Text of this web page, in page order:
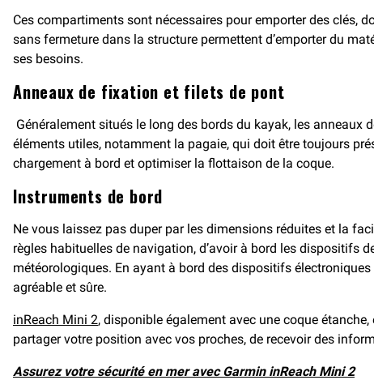
Ces compartiments sont nécessaires pour emporter des clés,
sans fermeture dans la structure permettent d’emporter du
ses besoins.
Anneaux de fixation et filets de pont
Généralement situés le long des bords du kayak, les anneaux
éléments utiles, notamment la pagaie, qui doit être toujours
chargement à bord et optimiser la flottaison de la coque.
Instruments de bord
Ne vous laissez pas duper par les dimensions réduites et la
règles habituelles de navigation, d’avoir à bord les dispositifs
météorologiques. En ayant à bord des dispositifs
agréable et sûre.
inReach Mini 2, disponible également avec une coque étanche,
partager votre position avec vos proches, de recevoir des
Assurez votre sécurité en mer avec Garmin inReach Mini 2